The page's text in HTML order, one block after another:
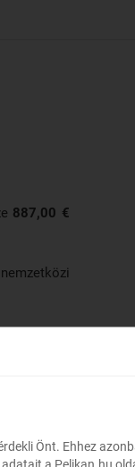
887,00 €
nemzetközi
Önt. Ehhez
a Pelikan.hu